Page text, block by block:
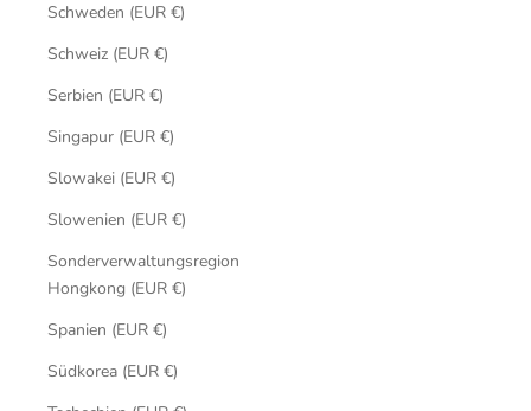
Schweden (EUR €)
Schweiz (EUR €)
Serbien (EUR €)
Singapur (EUR €)
Slowakei (EUR €)
Slowenien (EUR €)
Sonderverwaltungsregion
Hongkong (EUR €)
Spanien (EUR €)
Südkorea (EUR €)